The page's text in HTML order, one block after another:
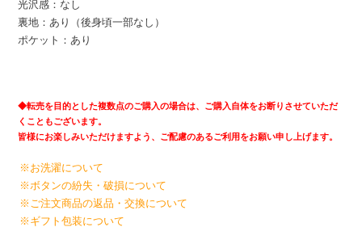
光沢感：なし
裏地：あり（後身頃一部なし）
ポケット：あり
◆転売を目的とした複数点のご購入の場合は、ご購入自体をお断りさせていただ
くこともございます。
皆様にお楽しみいただけますよう、ご配慮のあるご利用をお願い申し上げます。
※お洗濯について
※ボタンの紛失・破損について
※ご注文商品の返品・交換について
※ギフト包装について